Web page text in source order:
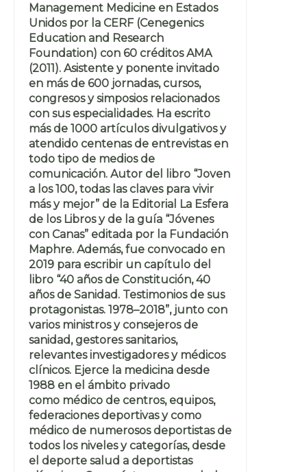
Management Medicine en Estados
Unidos por la CERF (Cenegenics
Education and Research
Foundation) con 60 créditos AMA
(2011). Asistente y ponente invitado
en más de 600 jornadas, cursos,
congresos y simposios relacionados
con sus especialidades. Ha escrito
más de 1000 artículos divulgativos y
atendido centenas de entrevistas en
todo tipo de medios de
comunicación. Autor del libro “Joven
a los 100, todas las claves para vivir
más y mejor” de la Editorial La Esfera
de los Libros y de la guía “Jóvenes
con Canas” editada por la Fundación
Maphre. Además, fue convocado en
2019 para escribir un capítulo del
libro “40 años de Constitución, 40
años de Sanidad. Testimonios de sus
protagonistas. 1978–2018”, junto con
varios ministros y consejeros de
sanidad, gestores sanitarios,
relevantes investigadores y médicos
clínicos. Ejerce la medicina desde
1988 en el ámbito privado
como médico de centros, equipos,
federaciones deportivas y como
médico de numerosos deportistas de
todos los niveles y categorías, desde
el deporte salud a deportistas